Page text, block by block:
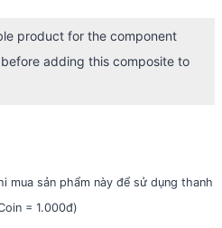
product for the component
before adding this composite to
mua sản phẩm này để sử dụng thanh
= 1.000đ)